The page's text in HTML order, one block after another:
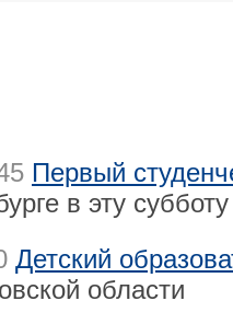
Первый
в эту субботу
Детский
области